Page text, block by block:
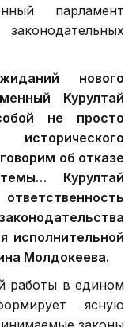
парламент
нового
Курултай
не просто
об отказе
Курултай
исполнительной
Молдокеева.
работы в едином
ясную